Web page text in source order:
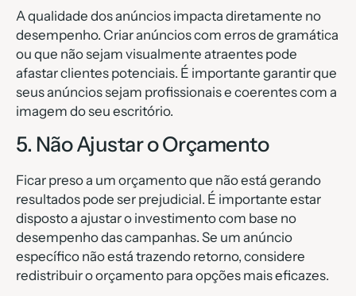
A qualidade dos anúncios impacta diretamente no
desempenho. Criar anúncios com erros de gramática
ou que não sejam visualmente atraentes pode
afastar clientes potenciais. É importante garantir que
seus anúncios sejam profissionais e coerentes com a
imagem do seu escritório.
5. Não Ajustar o Orçamento
Ficar preso a um orçamento que não está gerando
resultados pode ser prejudicial. É importante estar
disposto a ajustar o investimento com base no
desempenho das campanhas. Se um anúncio
específico não está trazendo retorno, considere
redistribuir o orçamento para opções mais eficazes.